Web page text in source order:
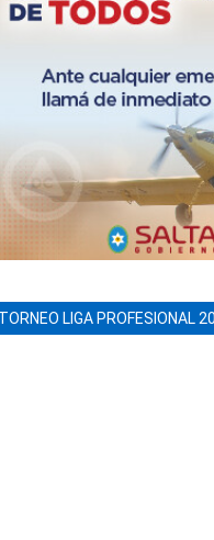
TORNEO LIGA PROFESIONAL